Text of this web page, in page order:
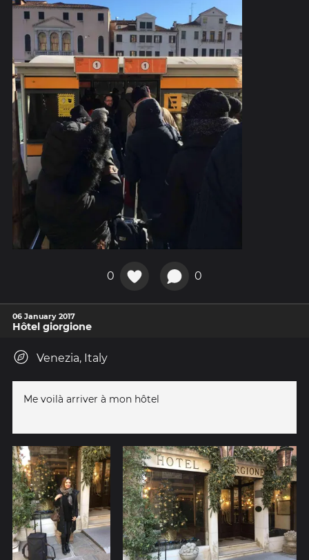
0 0
06 January 2017
Hôtel giorgione
Venezia, Italy
Me voilà arriver à mon hôtel